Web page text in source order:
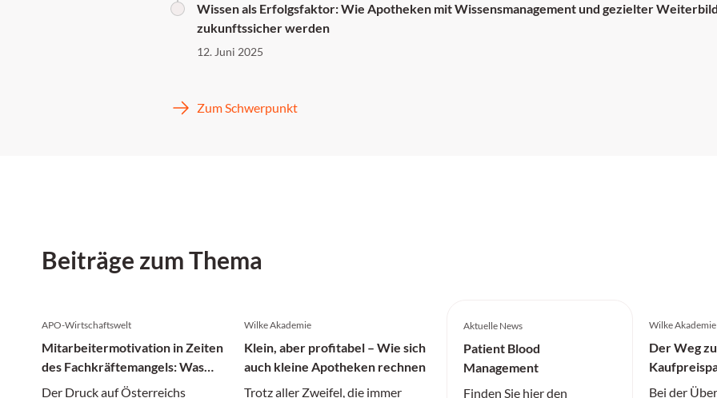
Wissen als Erfolgsfaktor: Wie Apotheken mit Wissensmanagement und gezielter
zukunftssicher werden
12. Juni 2025
Zum Schwerpunkt
Beiträge zum Thema
APO-Wirtschaftswelt
Mitarbeitermotivation in Zeiten
des Fachkräftemangels: Was
Apotheken jetzt tun können
Der Druck auf Österreichs
Wilke Akademie
Klein, aber profitabel – Wie sich
auch kleine Apotheken rechnen
Trotz aller Zweifel, die immer
Aktuelle News
Patient Blood
Management
Finden Sie hier den
Wilke Akademie
Der Weg
Bei der